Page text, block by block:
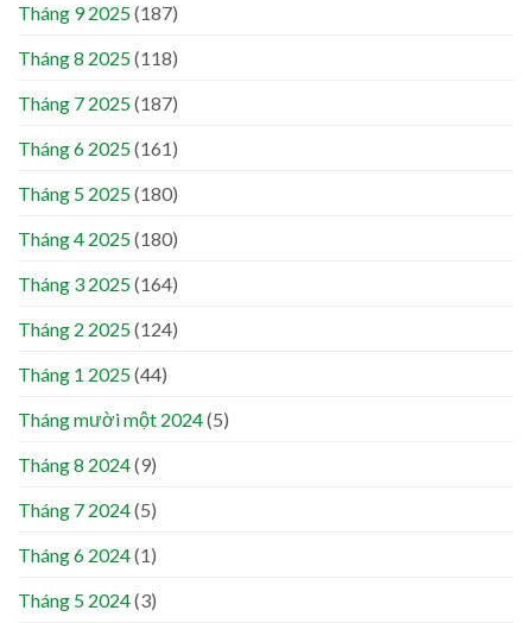
Tháng 9 2025(187)
Tháng 8 2025(118)
Tháng 7 2025(187)
Tháng 6 2025(161)
Tháng 5 2025(180)
Tháng 4 2025(180)
Tháng 3 2025(164)
Tháng 2 2025(124)
Tháng 1 2025(44)
Tháng mười một 2024(5)
Tháng 8 2024(9)
Tháng 7 2024(5)
Tháng 6 2024(1)
Tháng 5 2024(3)